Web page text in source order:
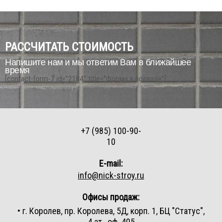
РАССЧИТАТЬ СТОИМОСТЬ
Напишите нам и мы ответим Вам в ближайшее
время
[contact-form-7 id="2184" title="Форма в подвале"]
Офисы продаж:
• г. Королев, пр. Королева, 5Д, корп. 1, БЦ "Статус",
+7 (985) 100-90-
10
E-mail:
info@nick-stroy.ru